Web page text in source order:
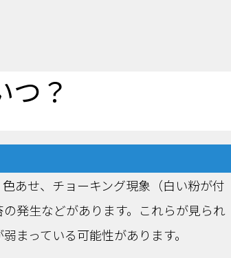
？
あせ、チョーキング現象（白い粉が付
発生などがあります。これらが見られ
まっている可能性があります。